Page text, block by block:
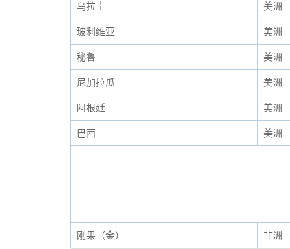
乌拉圭 美洲
玻利维亚 美洲
秘鲁 美洲
尼加拉瓜 美洲
阿根廷 美洲
巴西 美洲
刚果（金） 非洲